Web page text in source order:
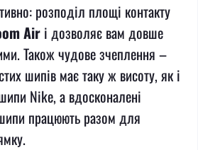
розподіл площі контакту
Airі дозволяє вам довше
Також чудове зчеплення –
шипів має таку ж висоту, як і
Nike, а вдосконалені
працюють разом для